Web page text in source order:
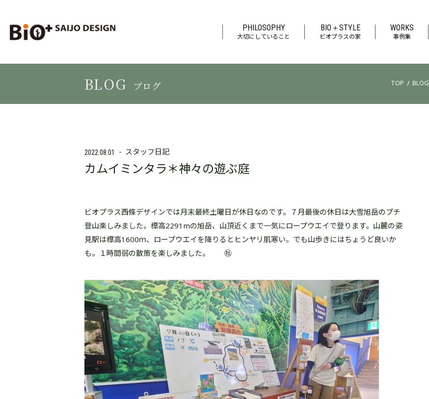
PHILOSOPHY
大切にしていること
BIO＋STYLE
ビオプラスの家
WORKS
事例集
BLOG ブログ TOP /BLOG
2022.08.01 スタッフ日記
カムイミンタラ＊神々の遊ぶ庭
ビオプラス西條デザインでは月末最終土曜日が休日なのです。７月最後の休日は大雪旭岳のプチ
登山楽しみました。標高2291mの旭岳、山頂近くまで一気にロープウエイで登ります。山麓の姿
見駅は標高1600ｍ、ロープウエイを降りるとヒンヤリ肌寒い。でも山歩きにはちょうど良いか
も。１時間弱の散策を楽しみました。 ㊓